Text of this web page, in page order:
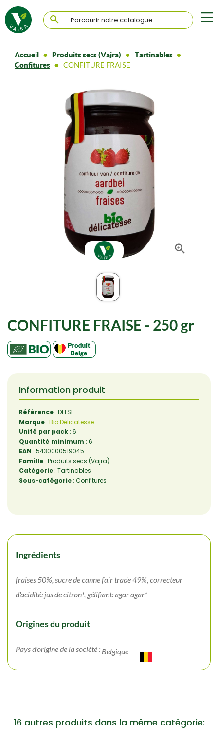

Accueil Produits secs (Vajra)
Tartinables
Confitures
CONFITURE FRAISE

CONFITURE FRAISE - 250 gr
Information produit
Référence : DELSF
Marque : Bio Délicatesse
Unité par pack : 6
Quantité minimum : 6
EAN : 5430000519045
Famille : Produits secs (Vajra)
Catégorie : Tartinables
Sous-catégorie : Confitures
Ingrédients
fraises 50%, sucre de canne fair trade 49%, correcteur
d'acidité: jus de citron*, gélifiant: agar agar*
Origines du produit
Pays d'origine de la société : Belgique
16 autres produits dans la même catégorie: